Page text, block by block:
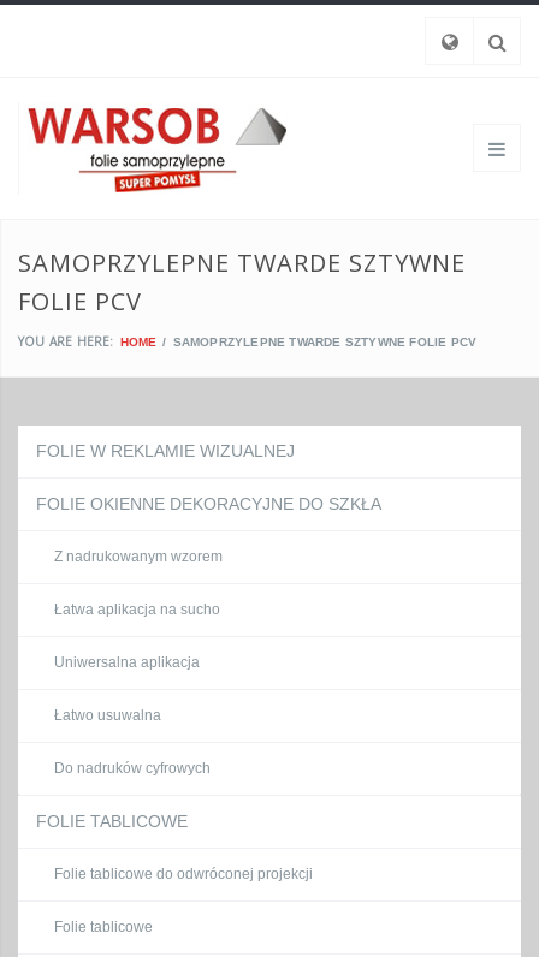
SAMOPRZYLEPNE TWARDE SZTYWNE
FOLIE PCV
YOU ARE HERE: HOME SAMOPRZYLEPNE TWARDE SZTYWNE FOLIE PCV
FOLIE W REKLAMIE WIZUALNEJ
FOLIE OKIENNE DEKORACYJNE DO SZKŁA
Z nadrukowanym wzorem
Łatwa aplikacja na sucho
Uniwersalna aplikacja
Łatwo usuwalna
Do nadruków cyfrowych
FOLIE TABLICOWE
Folie tablicowe do odwróconej projekcji
Folie tablicowe